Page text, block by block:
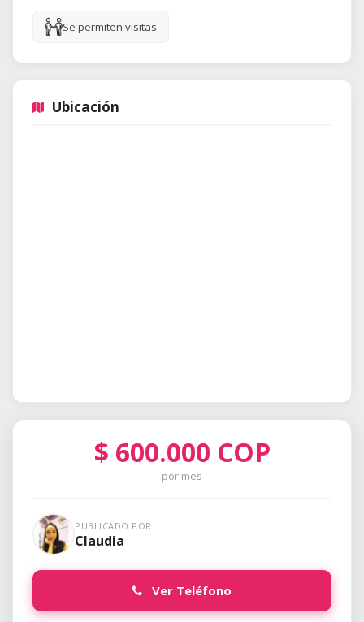
Se permiten visitas
Ubicación
$ 600.000 COP
por mes
PUBLICADO POR
Claudia
Ver Teléfono